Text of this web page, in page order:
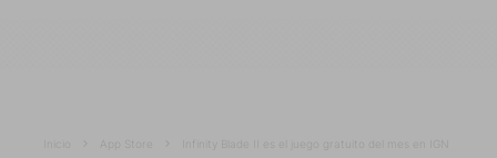
App Store Infinity Blade II es el juego gratuito del mes en IGN